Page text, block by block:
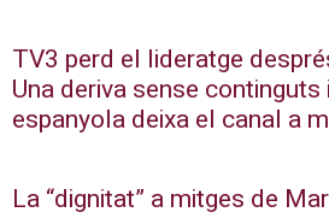
TV3 perd el lideratge
Una deriva sense continguts
espanyola deixa el canal a
La “dignitat” a mitges de